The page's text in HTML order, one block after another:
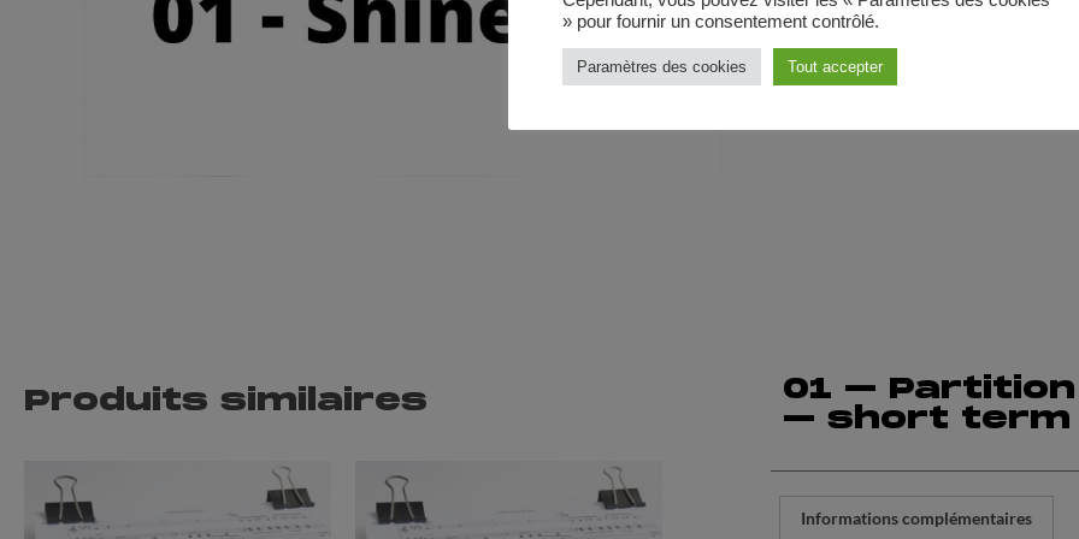
Produits similaires
01 – Partition
– short term
Informations complémentaires
» pour fournir un consentement contrôlé.
Paramètres des cookies Tout accepter